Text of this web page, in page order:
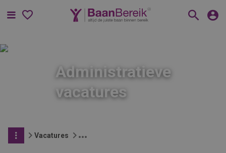
Menu
Administratieve
vacatures
Vacatures